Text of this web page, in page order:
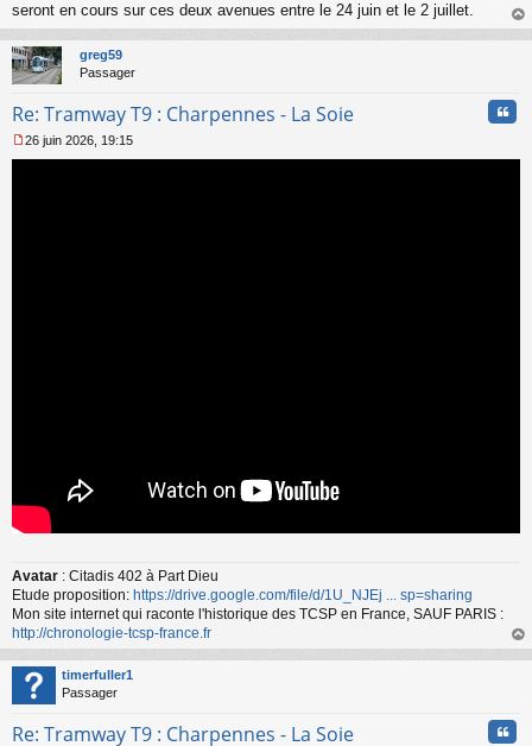
seront en cours sur ces deux avenues entre le 24 juin et le 2 juillet.
au
greg59
Passager
Re: Tramway T9 : Charpennes - La Soie
26 juin 2026, 19:15
Avatar : Citadis 402 à Part Dieu
Etude proposition: https://drive.google.com/file/d/1U_NJEj ... sp=sharing
Mon site internet qui raconte l'historique des TCSP en France, SAUF PARIS :
http://chronologie-tcsp-france.fr
au
timerfuller1
Passager
Re: Tramway T9 : Charpennes - La Soie